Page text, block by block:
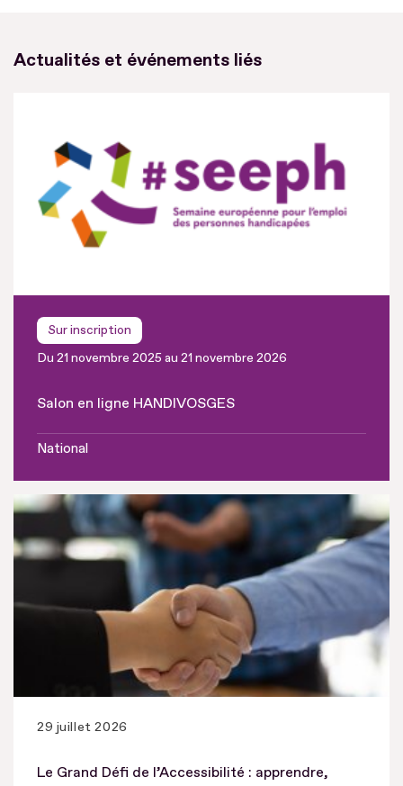
Actualités et événements liés
Sur inscription
Du 21 novembre 2025 au 21 novembre 2026
Salon en ligne HANDIVOSGES
National
29 juillet 2026
Le Grand Défi de l’Accessibilité : apprendre,